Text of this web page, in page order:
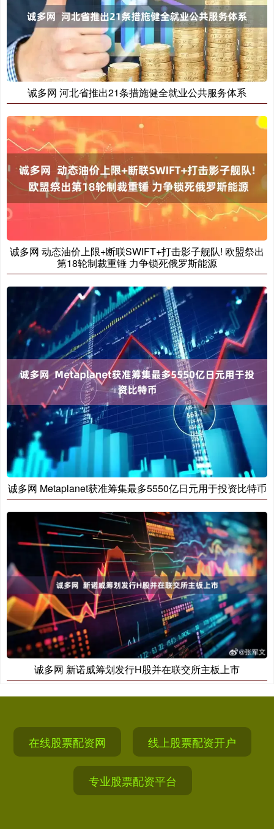
诚多网 河北省推出21条措施健全就业公共服务体系
诚多网 动态油价上限+断联SWIFT+打击影子舰队! 欧盟祭出
第18轮制裁重锤 力争锁死俄罗斯能源
诚多网 Metaplanet获准筹集最多5550亿日元用于投资比特币
诚多网 新诺威筹划发行H股并在联交所主板上市
在线股票配资网 线上股票配资开户
专业股票配资平台